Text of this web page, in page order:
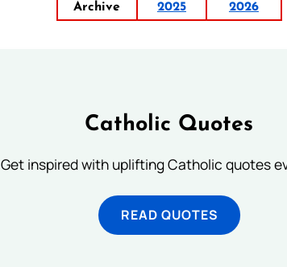
Archive
2025 2026
Catholic Quotes
Get inspired with uplifting Catholic quotes
READ QUOTES